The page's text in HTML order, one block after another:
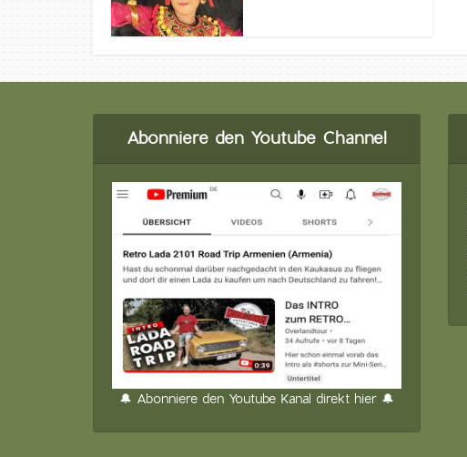
Abonniere den Youtube Channel
🔔 Abonniere den Youtube Kanal direkt hier 🔔